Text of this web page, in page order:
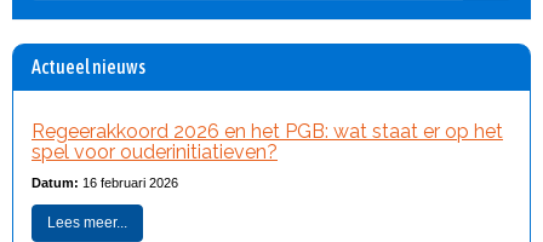
Actueel nieuws
Regeerakkoord 2026 en het PGB: wat staat er op het
spel voor ouderinitiatieven?
Datum: 16 februari 2026
Lees meer...